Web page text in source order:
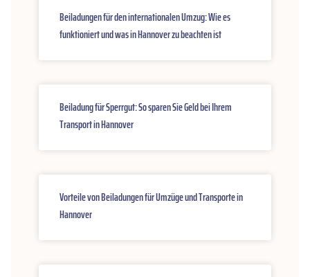
Beiladungen für den internationalen Umzug: Wie es
funktioniert und was in Hannover zu beachten ist
Beiladung für Sperrgut: So sparen Sie Geld bei Ihrem
Transport in Hannover
Vorteile von Beiladungen für Umzüge und Transporte in
Hannover